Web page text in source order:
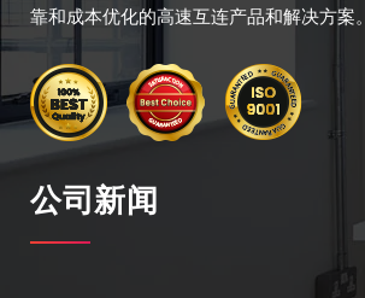
靠和成本优化的高速互连产品和解决方案。
公司新闻